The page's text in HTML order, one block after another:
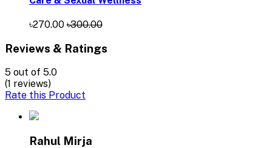
৳270.00 ৳300.00
Reviews & Ratings
5 out of 5.0
(1 reviews)
Rate this Product
Rahul Mirja